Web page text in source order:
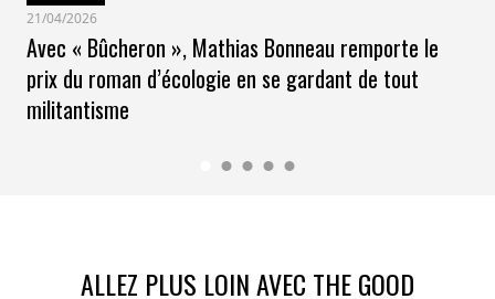
21/04/2026
Avec « Bûcheron », Mathias Bonneau remporte le
prix du roman d’écologie en se gardant de tout
militantisme
ALLEZ PLUS LOIN AVEC THE GOOD